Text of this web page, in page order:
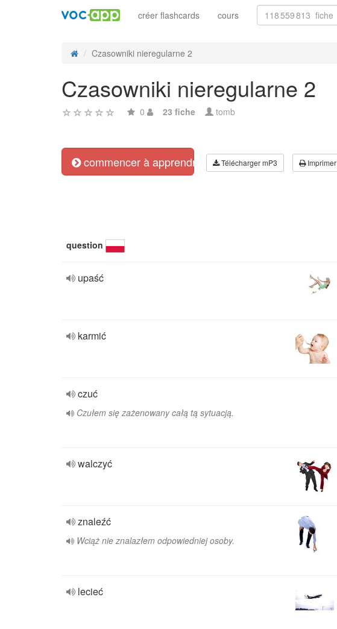
créer flashcards cours
Czasowniki nieregularne 2
Czasowniki nieregularne 2
0 23 fiche tomb
commencer à apprendre Télécharger mP3 Imprimer
question
upaść
karmić
czuć
Czułem się zażenowany całą tą sytuacją.
walczyć
znaleźć
Wciąż nie znalazłem odpowiedniej osoby.
lecieć